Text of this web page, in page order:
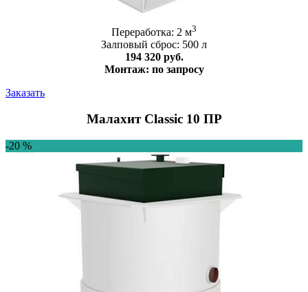
Переработка: 2 м3
Залповый сброс: 500 л
194 320 руб.
Монтаж: по запросу
Заказать
Малахит Classic 10 ПР
-20 %